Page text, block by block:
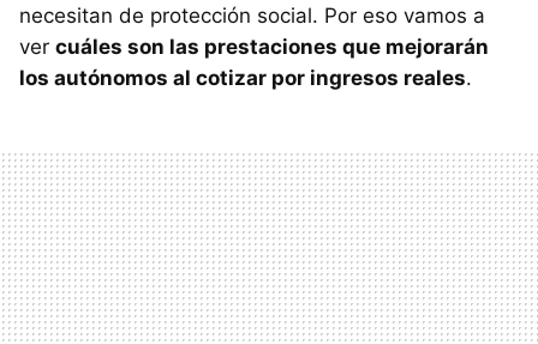
necesitan de protección social. Por eso vamos a
ver cuáles son las prestaciones que mejorarán
los autónomos al cotizar por ingresos reales.